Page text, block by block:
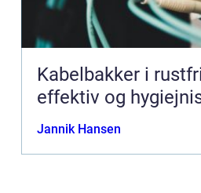
Kabelbakker i
effektiv og
Jannik Hansen